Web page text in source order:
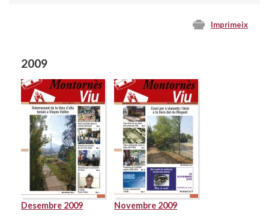
Imprimeix
2009
Desembre 2009 Novembre 2009